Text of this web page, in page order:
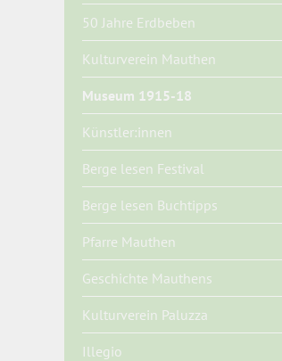
50 Jahre Erdbeben
Kulturverein Mauthen
Museum 1915-18
Künstler:innen
Berge lesen Festival
Berge lesen Buchtipps
Pfarre Mauthen
Geschichte Mauthens
Kulturverein Paluzza
Illegio